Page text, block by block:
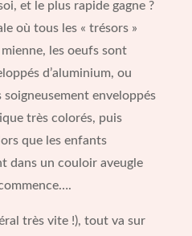
et le plus rapide gagne ?
où tous les « trésors »
les oeufs sont
d’aluminium, ou
soigneusement enveloppés
très colorés, puis
que les enfants
dans un couloir aveugle
très vite !), tout va sur